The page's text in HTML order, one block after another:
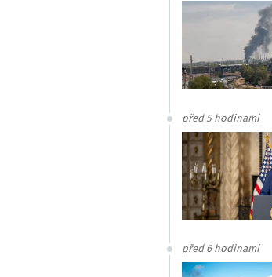
před 5 hodinami
před 6 hodinami